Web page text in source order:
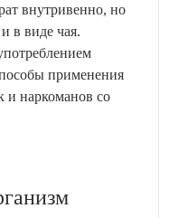
внутривенно, но
в виде чая.
применения
и наркоманов со